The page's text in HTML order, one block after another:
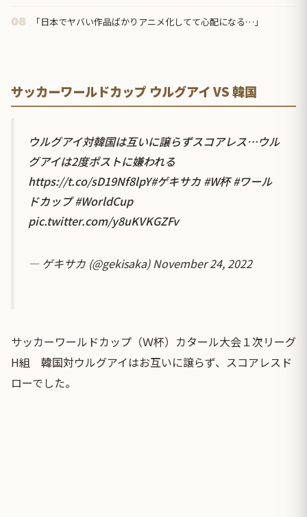
08 「日本でヤバい作品ばかりアニメ化してて心配になる…」
サッカーワールドカップ ウルグアイ VS 韓国
ウルグアイ対韓国は互いに譲らずスコアレス…ウル
グアイは2度ポストに嫌われる
https://t.co/sD19Nf8lpY#ゲキサカ #W杯 #ワール
ドカップ #WorldCup
pic.twitter.com/y8uKVKGZFv
— ゲキサカ (@gekisaka)November 24, 2022
サッカーワールドカップ（Ｗ杯）カタール大会１次リーグ
H組 韓国対ウルグアイはお互いに譲らず、スコアレスド
ローでした。